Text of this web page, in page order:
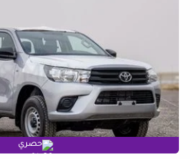
حصري